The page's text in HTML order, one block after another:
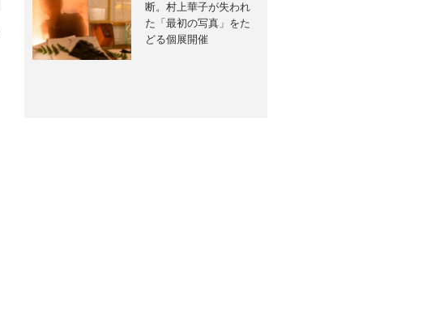
断。村上華子が失われ
た「最初の写真」をた
どる個展開催